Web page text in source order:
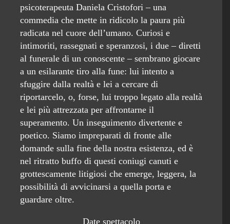
psicoterapeuta Daniela Cristofori – una
commedia che mette in ridicolo la paura più
radicata nel cuore dell’umano. Curiosi e
intimoriti, rassegnati e speranzosi, i due – diretti
al funerale di un conoscente – sembrano giocare
a un esilarante tiro alla fune: lui intento a
sfuggire dalla realtà e lei a cercare di
riportarcelo, o, forse, lui troppo legato alla realtà
e lei più attrezzata per affrontarne il
superamento. Un inseguimento divertente e
poetico. Siamo impreparati di fronte alle
domande sulla fine della nostra esistenza, ed è
nel ritratto buffo di questi coniugi canuti e
grottescamente litigiosi che emerge, leggera, la
possibilità di avvicinarsi a quella porta e
guardare oltre.
Date spettacolo